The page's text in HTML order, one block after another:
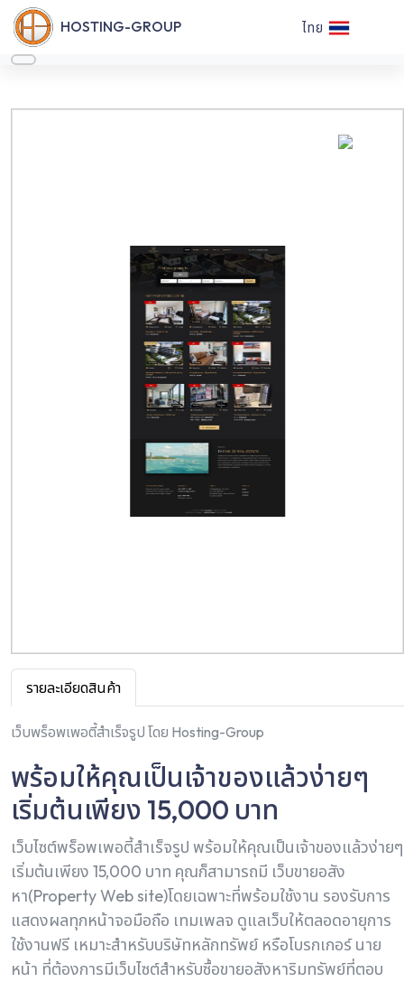
HOSTING-GROUP ไทย
รายละเอียดสินค้า
เว็บพร็อพเพอตี้สำเร็จรูป โดย Hosting-Group
พร้อมให้คุณเป็นเจ้าของแล้วง่ายๆ
เริ่มต้นเพียง 15,000 บาท
เว็บไซต์พร็อพเพอตี้สำเร็จรูป พร้อมให้คุณเป็นเจ้าของแล้วง่ายๆ
เริ่มต้นเพียง 15,000 บาท คุณก็สามารถมี เว็บขายอสัง
หา(Property Web site)โดยเฉพาะที่พร้อมใช้งาน รองรับการ
แสดงผลทุกหน้าจอมือถือ เทมเพลจ ดูแลเว็บให้ตลอดอายุการ
ใช้งานฟรี เหมาะสำหรับบริษัทหลักทรัพย์ หรือโบรกเกอร์ นาย
หน้า ที่ต้องการมีเว็บไซต์สำหรับซื้อขายอสังหาริมทรัพย์ที่ตอบ